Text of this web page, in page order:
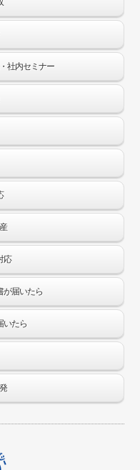
社内セミナー
応
が届いたら
いたら